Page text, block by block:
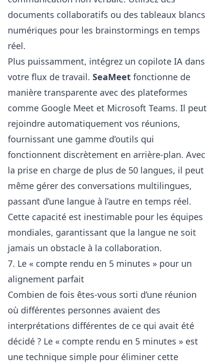
documents collaboratifs ou des tableaux blancs
numériques pour les brainstormings en temps
réel.
Plus puissamment, intégrez un copilote IA dans
votre flux de travail. SeaMeet fonctionne de
manière transparente avec des plateformes
comme Google Meet et Microsoft Teams. Il peut
rejoindre automatiquement vos réunions,
fournissant une gamme d’outils qui
fonctionnent discrètement en arrière-plan. Avec
la prise en charge de plus de 50 langues, il peut
même gérer des conversations multilingues,
passant d’une langue à l’autre en temps réel.
Cette capacité est inestimable pour les équipes
mondiales, garantissant que la langue ne soit
jamais un obstacle à la collaboration.
7. Le « compte rendu en 5 minutes » pour un
alignement parfait
Combien de fois êtes-vous sorti d’une réunion
où différentes personnes avaient des
interprétations différentes de ce qui avait été
décidé ? Le « compte rendu en 5 minutes » est
une technique simple pour éliminer cette